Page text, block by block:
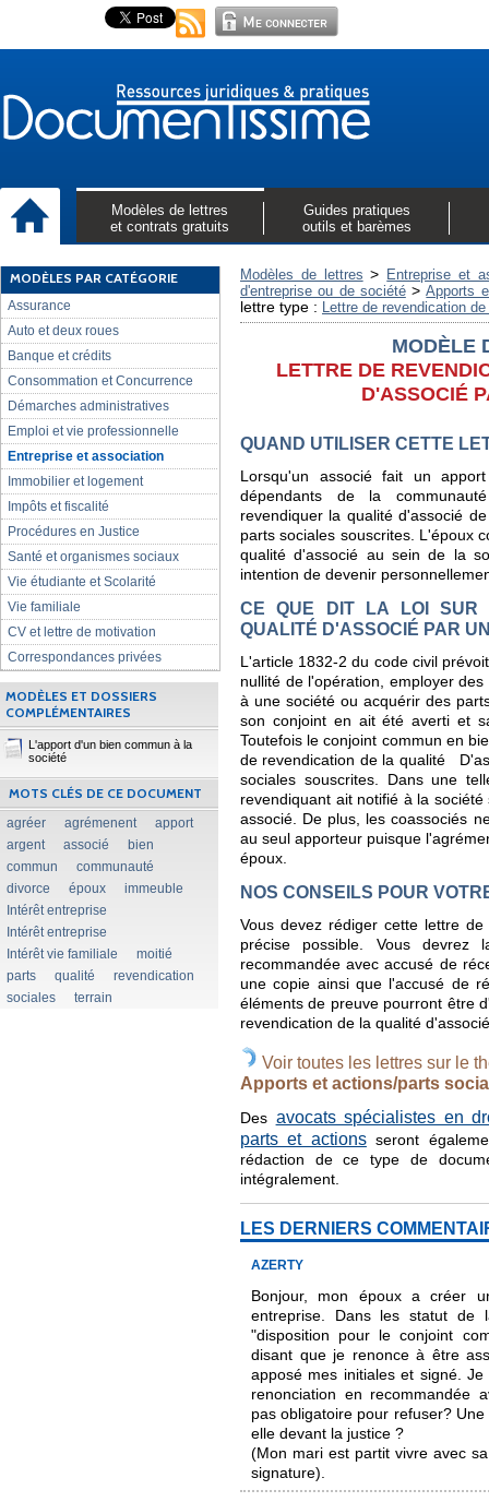
Modèles de lettres
et contrats gratuits
Guides pratiques
outils et barèmes
MODÈLES PAR CATÉGORIE
Assurance
Auto et deux roues
Banque et crédits
Consommation et Concurrence
Démarches administratives
Emploi et vie professionnelle
Entreprise et association
Immobilier et logement
Impôts et fiscalité
Procédures en Justice
Santé et organismes sociaux
Vie étudiante et Scolarité
Vie familiale
CV et lettre de motivation
Correspondances privées
MODÈLES ET DOSSIERS
COMPLÉMENTAIRES
L'apport d'un bien commun à la
société
MOTS CLÉS DE CE DOCUMENT
agréer agrémenent
apport
argent
associé
bien
commun
communauté
divorce
époux
immeuble
Intérêt entreprise
Intérêt entreprise
Intérêt vie familiale
moitié
parts
qualité
revendication
sociales
terrain
Modèles de lettres >
Entreprise et
d'entreprise ou de société>Apports
lettre type : Lettre de revendication
MODÈLE
LETTRE DE
D'ASSOCIÉ
QUAND UTILISER CETTE
Lorsqu'un associé fait un
dépendants de la
revendiquer la qualité d'associé
parts sociales souscrites. L'époux
qualité d'associé au sein de la
intention de devenir
CE QUE DIT LA LOI SUR
QUALITÉ D'ASSOCIÉ PAR
L'article 1832-2 du code civil
nullité de l'opération, employer
à une société ou acquérir des
son conjoint en ait été averti et
Toutefois le conjoint commun en
de revendication de la qualité
sociales souscrites. Dans une
revendiquant ait notifié à la
associé. De plus, les coassociés
au seul apporteur puisque
époux.
NOS CONSEILS POUR
Vous devez rédiger cette lettre
précise possible. Vous
recommandée avec accusé de
une copie ainsi que l'accusé de
éléments de preuve pourront être
revendication de la qualité
Voir toutes les lettres sur le
Apports et actions/parts
Des avocats spécialistes en
parts et actionsseront
rédaction de ce type de
intégralement.
LES DERNIERS
AZERTY
Bonjour, mon époux a créer
entreprise. Dans les statut
"disposition pour le conjoint
disant que je renonce à être
apposé mes initiales et signé.
renonciation en recommandée
pas obligatoire pour refuser?
elle devant la justice ?
(Mon mari est partit vivre avec
signature).